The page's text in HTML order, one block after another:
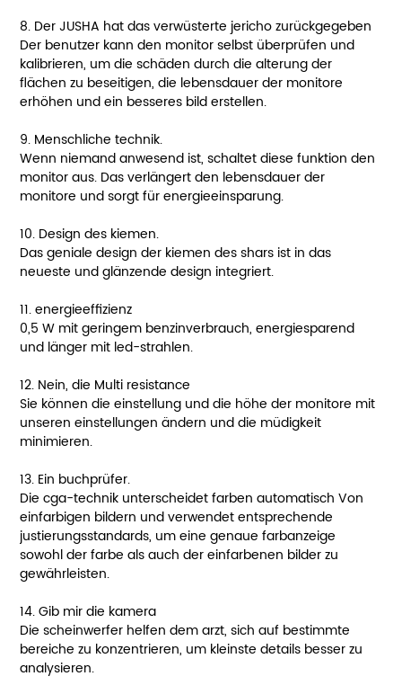
8. Der JUSHA hat das verwüsterte jericho zurückgegeben
Der benutzer kann den monitor selbst überprüfen und
kalibrieren, um die schäden durch die alterung der
flächen zu beseitigen, die lebensdauer der monitore
erhöhen und ein besseres bild erstellen.
9. Menschliche technik.
Wenn niemand anwesend ist, schaltet diese funktion den
monitor aus. Das verlängert den lebensdauer der
monitore und sorgt für energieeinsparung.
10. Design des kiemen.
Das geniale design der kiemen des shars ist in das
neueste und glänzende design integriert.
11. energieeffizienz
0,5 W mit geringem benzinverbrauch, energiesparend
und länger mit led-strahlen.
12. Nein, die Multi resistance
Sie können die einstellung und die höhe der monitore mit
unseren einstellungen ändern und die müdigkeit
minimieren.
13. Ein buchprüfer.
Die cga-technik unterscheidet farben automatisch Von
einfarbigen bildern und verwendet entsprechende
justierungsstandards, um eine genaue farbanzeige
sowohl der farbe als auch der einfarbenen bilder zu
gewährleisten.
14. Gib mir die kamera
Die scheinwerfer helfen dem arzt, sich auf bestimmte
bereiche zu konzentrieren, um kleinste details besser zu
analysieren.